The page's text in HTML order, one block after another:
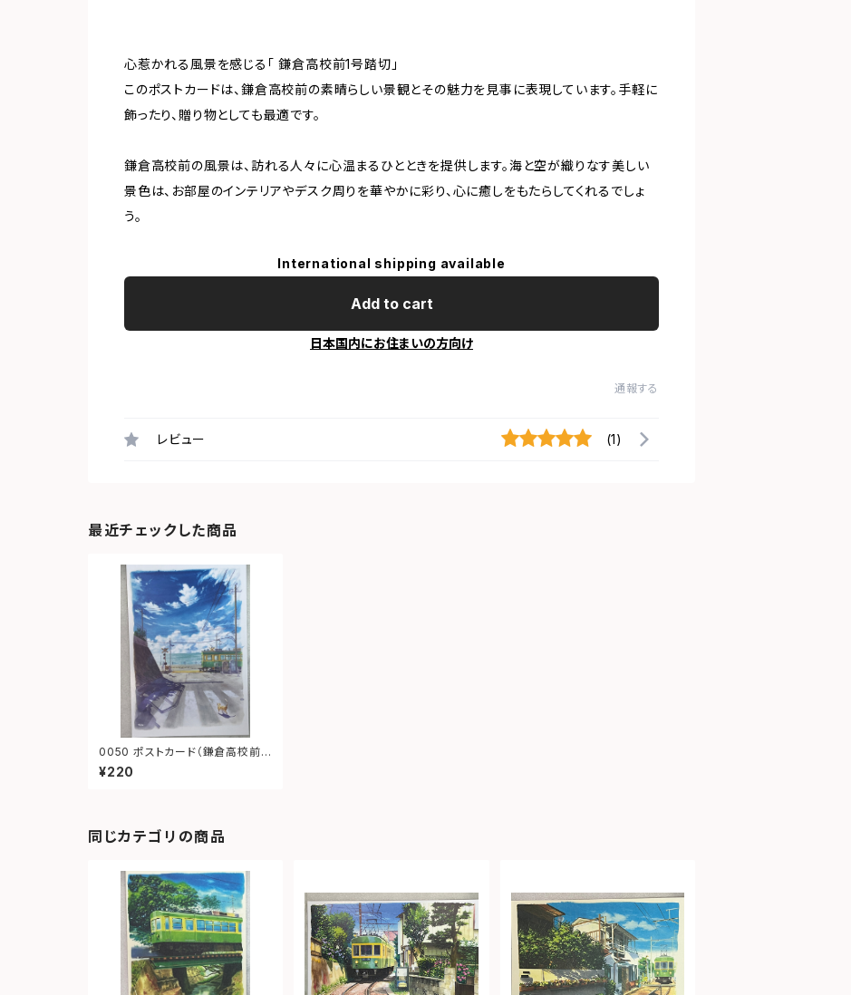
心惹かれる風景を感じる「 鎌倉高校前1号踏切」
このポストカードは、鎌倉高校前の素晴らしい景観とその魅力を見事に表現しています。手軽に
飾ったり、贈り物としても最適です。
鎌倉高校前の風景は、訪れる人々に心温まるひとときを提供します。海と空が織りなす美しい
景色は、お部屋のインテリアやデスク周りを華やかに彩り、心に癒しをもたらしてくれるでしょ
う。
International shipping available
Add to cart
日本国内にお住まいの方向け
通報する
レビュー (1)
最近チェックした商品
0050 ポストカード（鎌倉高校前1
号踏切）
¥220
同じカテゴリの商品